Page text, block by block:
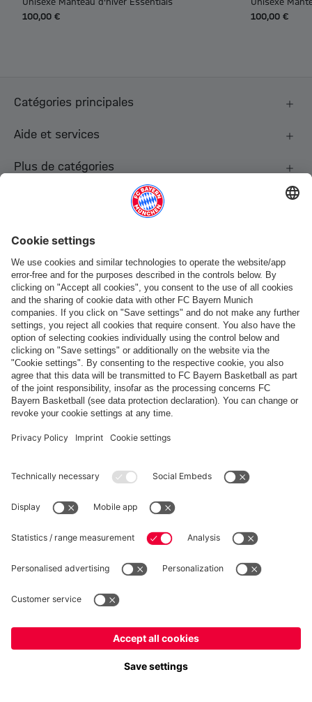
100,00 €
100,00 €
Catégories principales
Aide et services
Plus de catégories
Paiement et livraison
FC Bayern Store App
RÉTRACTATION
Intimité
Paramètres des cookies
*Les prix incluent la TVA et excluent les frais d'expédition
© FC Bayern München AG
FC Bayern München AG, Säbener Str. 51-57, 81547 München
Francepour y livrer!
Mondialpour y livrer!